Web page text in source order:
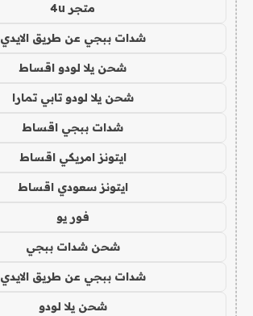
متجر 4u
شدات ببجي عن طريق الايدي
شحن يلا لودو اقساط
شحن يلا لودو تابي تمارا
شدات ببجي اقساط
ايتونز امريكي اقساط
ايتونز سعودي اقساط
فور يو
شحن شدات ببجي
شدات ببجي عن طريق الايدي
شحن يلا لودو